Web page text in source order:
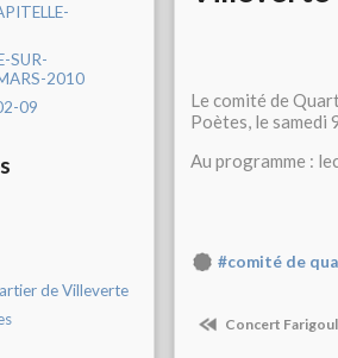
SUR-
2010
09
de Villeverte
Le comité de
Poètes, le samedi
Au programme :
#comité de
Concert